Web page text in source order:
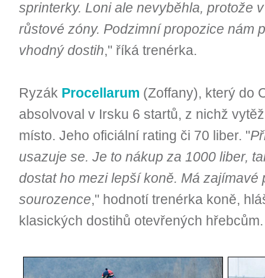
sprinterky. Loni ale nevyběhla, protože
růstové zóny. Podzimní propozice nám
vhodný dostih," říká trenérka.
Ryzák Procellarum (Zoffany), který do
absolvoval v Irsku 6 startů, z nichž
místo. Jeho oficiální rating či 70 liber. "
usazuje se. Je to nákup za 1000 liber,
dostat ho mezi lepší koně. Má
sourozence," hodnotí trenérka koně,
klasických dostihů otevřených hřebcům.